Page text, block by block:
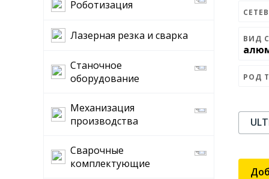
Роботизация
Лазерная резка и сварка
Станочное
оборудование
Механизация
производства
Сварочные
комплектующие
ВИД
РОД